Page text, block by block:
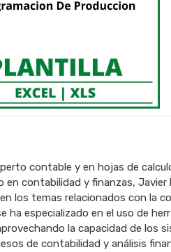
contable y en hojas de
en contabilidad y finanzas,
los temas relacionados con la
ha especializado en el uso de
la capacidad de los
de contabilidad y análisis